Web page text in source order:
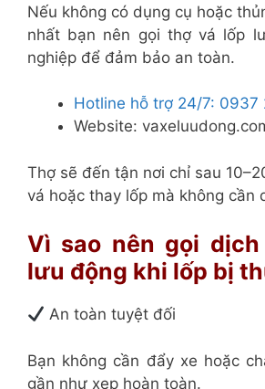
Nếu không có dụng cụ hoặc
nhất bạn nên gọi thợ vá lốp
nghiệp để đảm bảo an toàn.
Hotline hỗ trợ 24/7: 0937
Website:
Thợ sẽ đến tận nơi chỉ sau
vá hoặc thay lốp mà không cần
Vì sao nên gọi
lưu động khi lốp bị
An toàn tuyệt đối
Bạn không cần đẩy xe hoặc
gần như xẹp hoàn toàn.